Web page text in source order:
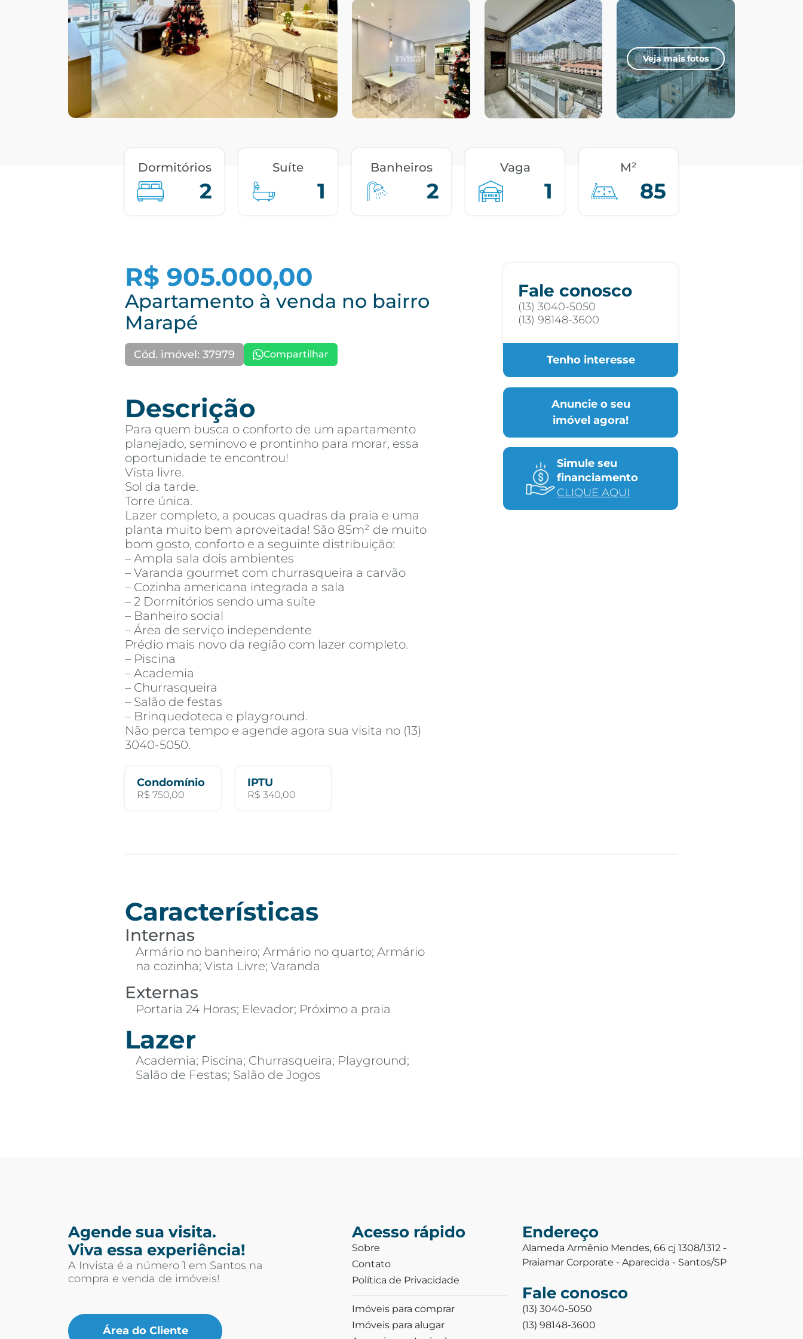
Veja mais fotos
Dormitórios
2
Suíte
1
Banheiros
2
Vaga
1
M²
85
R$ 905.000,00
Apartamento à venda no bairro
Marapé
Cód. imóvel: 37979 Compartilhar
Descrição
Para quem busca o conforto de um apartamento
planejado, seminovo e prontinho para morar, essa
oportunidade te encontrou!
Vista livre.
Sol da tarde.
Torre única.
Lazer completo, a poucas quadras da praia e uma
planta muito bem aproveitada! São 85m² de muito
bom gosto, conforto e a seguinte distribuição:
– Ampla sala dois ambientes
– Varanda gourmet com churrasqueira a carvão
– Cozinha americana integrada a sala
– 2 Dormitórios sendo uma suíte
– Banheiro social
– Área de serviço independente
Prédio mais novo da região com lazer completo.
– Piscina
– Academia
– Churrasqueira
– Salão de festas
– Brinquedoteca e playground.
Não perca tempo e agende agora sua visita no (13)
3040-5050.
Condomínio
R$ 750,00
IPTU
R$ 340,00
Fale conosco
(13) 3040-5050
(13) 98148-3600
Tenho interesse
Anuncie o seu
imóvel agora!
Simule seu
financiamento
CLIQUE AQUI
Características
Internas
Armário no banheiro; Armário no quarto; Armário
na cozinha; Vista Livre; Varanda
Externas
Portaria 24 Horas; Elevador; Próximo a praia
Lazer
Academia; Piscina; Churrasqueira; Playground;
Salão de Festas; Salão de Jogos
Agende sua visita.
Viva essa experiência!
A Invista é a número 1 em Santos na
compra e venda de imóveis!
Área do Cliente
Acesso rápido
Sobre
Contato
Política de Privacidade
Imóveis para comprar
Imóveis para alugar
Endereço
Alameda Armênio Mendes, 66 cj 1308/1312 -
Praiamar Corporate - Aparecida - Santos/SP
Fale conosco
(13) 3040-5050
(13) 98148-3600